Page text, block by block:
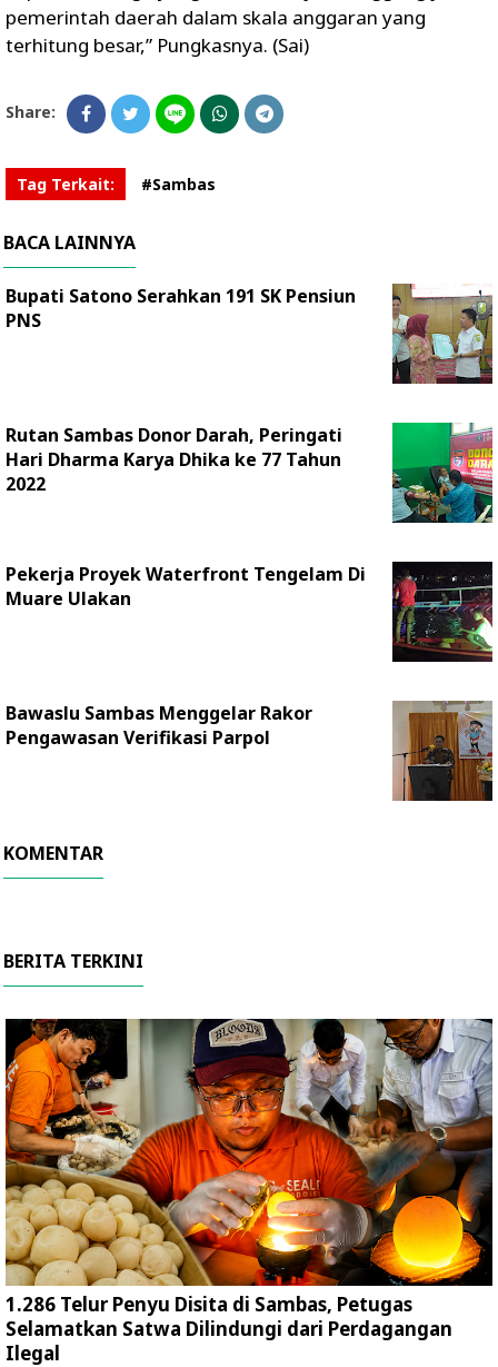
pemerintah daerah dalam skala anggaran yang
terhitung besar,” Pungkasnya. (Sai)
Share:
Tag Terkait: #Sambas
BACA LAINNYA
Bupati Satono Serahkan 191 SK Pensiun
PNS
Rutan Sambas Donor Darah, Peringati
Hari Dharma Karya Dhika ke 77 Tahun
2022
Pekerja Proyek Waterfront Tengelam Di
Muare Ulakan
Bawaslu Sambas Menggelar Rakor
Pengawasan Verifikasi Parpol
KOMENTAR
BERITA TERKINI
1.286 Telur Penyu Disita di Sambas, Petugas
Selamatkan Satwa Dilindungi dari Perdagangan
Ilegal